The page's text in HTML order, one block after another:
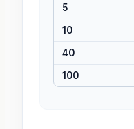
5
10
40
100